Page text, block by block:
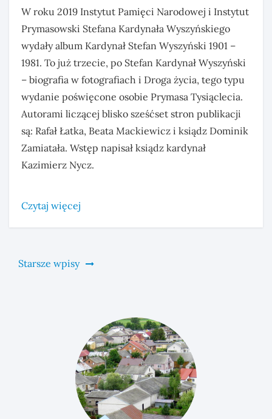
W roku 2019 Instytut Pamięci Narodowej i Instytut
Prymasowski Stefana Kardynała Wyszyńskiego
wydały album Kardynał Stefan Wyszyński 1901 –
1981. To już trzecie, po Stefan Kardynał Wyszyński
– biografia w fotografiach i Droga życia, tego typu
wydanie poświęcone osobie Prymasa Tysiąclecia.
Autorami liczącej blisko sześćset stron publikacji
są: Rafał Łatka, Beata Mackiewicz i ksiądz Dominik
Zamiatała. Wstęp napisał ksiądz kardynał
Kazimierz Nycz.
Czytaj więcej
Nawigacja
po
Starsze wpisy